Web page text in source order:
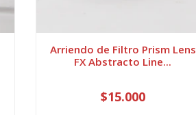
Arriendo de Filtro Prism Lens
FX Abstracto Line...
$15.000